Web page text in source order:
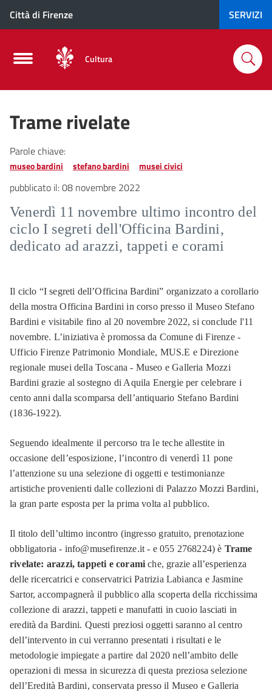
Città di Firenze SERVIZI
Cultura
Trame rivelate
Parole chiave:
museo bardini stefano bardini musei civici
pubblicato il:08 novembre 2022
Venerdì 11 novembre ultimo incontro del
ciclo I segreti dell'Officina Bardini,
dedicato ad arazzi, tappeti e corami
Il ciclo “I segreti dell’Officina Bardini” organizzato a corollario
della mostra Officina Bardini in corso presso il Museo Stefano
Bardini e visitabile fino al 20 novembre 2022, si conclude l'11
novembre. L’iniziativa è promossa da Comune di Firenze -
Ufficio Firenze Patrimonio Mondiale, MUS.E e Direzione
regionale musei della Toscana - Museo e Galleria Mozzi
Bardini grazie al sostegno di Aquila Energie per celebrare i
cento anni dalla scomparsa dell’antiquario Stefano Bardini
(1836-1922).
Seguendo idealmente il percorso tra le teche allestite in
occasione dell’esposizione, l’incontro di venerdì 11 pone
l’attenzione su una selezione di oggetti e testimonianze
artistiche provenienti dalle collezioni di Palazzo Mozzi Bardini,
la gran parte esposta per la prima volta al pubblico.
Il titolo dell’ultimo incontro (ingresso gratuito, prenotazione
obbligatoria - info@musefirenze.it - e 055 2768224) è Trame
rivelate: arazzi, tappeti e coramiche, grazie all’esperienza
delle ricercatrici e conservatrici Patrizia Labianca e Jasmine
Sartor, accompagnerà il pubblico alla scoperta della ricchissima
collezione di arazzi, tappeti e manufatti in cuoio lasciati in
eredità da Bardini. Questi preziosi oggetti saranno al centro
dell’intervento in cui verranno presentati i risultati e le
metodologie impiegate a partire dal 2020 nell’ambito delle
operazioni di messa in sicurezza di questa preziosa selezione
dell’Eredità Bardini, conservata presso il Museo e Galleria